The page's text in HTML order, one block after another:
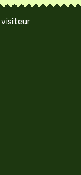
visiteur